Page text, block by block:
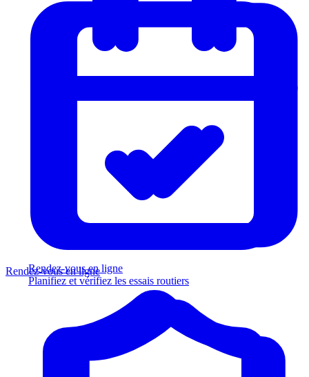
Rendez-vous en ligne
Planifiez et vérifiez les essais routiers
Rendez-vous en ligne